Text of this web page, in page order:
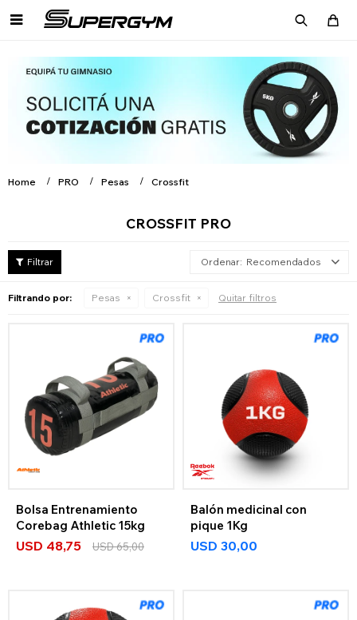

Home PRO Pesas Crossfit
CROSSFIT PRO
Recomendados
Filtrando por: Pesas Crossfit Quitar filtros
Bolsa Entrenamiento
Corebag Athletic 15kg
USD 48,75 USD65,00
Balón medicinal con
pique 1Kg
USD 30,00